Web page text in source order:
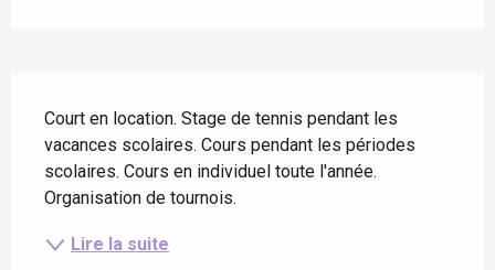
Court en location. Stage de tennis pendant les
vacances scolaires. Cours pendant les périodes
scolaires. Cours en individuel toute l'année.
Organisation de tournois.
Lire la suite